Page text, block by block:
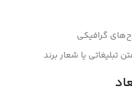
گرافیکی
تبلیغاتی یا شعار برند